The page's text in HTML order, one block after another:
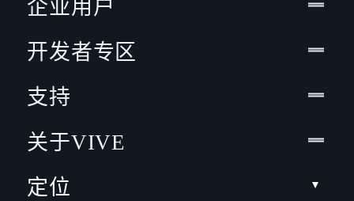
企业用户
开发者专区
支持
关于VIVE
定位